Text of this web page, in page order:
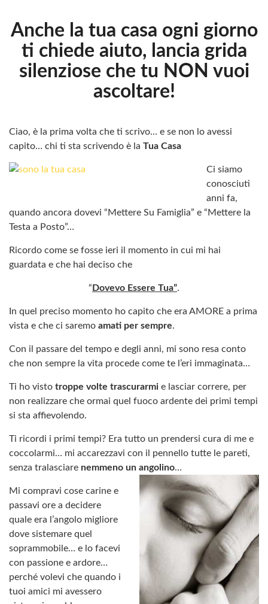
Anche la tua casa ogni giorno
ti chiede aiuto, lancia grida
silenziose che tu NON vuoi
ascoltare!
Ciao, è la prima volta che ti scrivo… e se non lo avessi
capito… chi ti sta scrivendo è la Tua Casa
Ci siamo
conosciuti
anni fa,
quando ancora dovevi “Mettere Su Famiglia” e “Mettere la
Testa a Posto”…
Ricordo come se fosse ieri il momento in cui mi hai
guardata e che hai deciso che
“Dovevo Essere Tua”.
In quel preciso momento ho capito che era AMORE a prima
vista e che ci saremo amati per sempre.
Con il passare del tempo e degli anni, mi sono resa conto
che non sempre la vita procede come te l’eri immaginata…
Ti ho visto troppe volte trascurarmi e lasciar correre, per
non realizzare che ormai quel fuoco ardente dei primi tempi
si sta affievolendo.
Ti ricordi i primi tempi? Era tutto un prendersi cura di me e
coccolarmi… mi accarezzavi con il pennello tutte le pareti,
senza tralasciare nemmeno un angolino…
Mi compravi cose carine e
passavi ore a decidere
quale era l’angolo migliore
dove sistemare quel
soprammobile… e lo facevi
con passione e ardore…
perché volevi che quando i
tuoi amici mi avessero